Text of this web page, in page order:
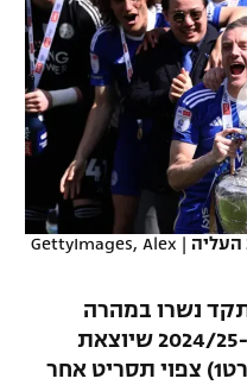
העליה |
GettyImages, Alex
נשרו במהרה
לצ'מפיונשיפ, אולם בעונת ב-2024/25 שיוצאת
לדרך (שידורים ישירים בספורט1) צפוי תסריט אחר